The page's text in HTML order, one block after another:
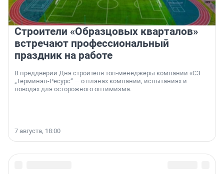
Строители «Образцовых кварталов»
встречают профессиональный
праздник на работе
В преддверии Дня строителя топ-менеджеры компании «СЗ
„Терминал-Ресурс“ — о планах компании, испытаниях и
поводах для осторожного оптимизма.
7 августа, 18:00